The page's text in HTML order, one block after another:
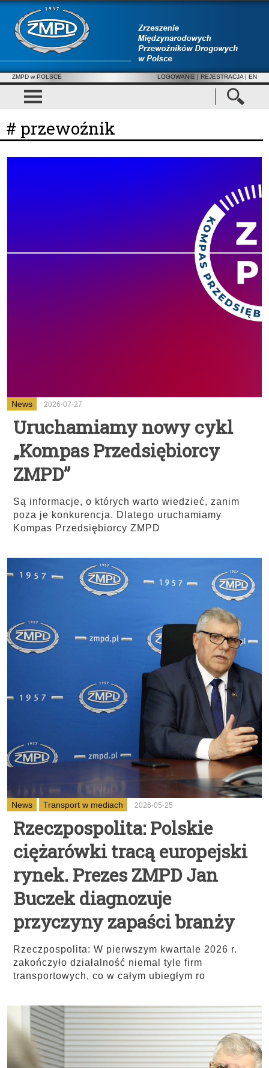
ZMPD w POLSCE LOGOWANIE | REJESTRACJA | EN
# przewoźnik
News 2026-07-27
Uruchamiamy nowy cykl
„Kompas Przedsiębiorcy
ZMPD”
Są informacje, o których warto wiedzieć, zanim
poza je konkurencja. Dlatego uruchamiamy
Kompas Przedsiębiorcy ZMPD
News Transport w mediach 2026-05-25
Rzeczpospolita: Polskie
ciężarówki tracą europejski
rynek. Prezes ZMPD Jan
Buczek diagnozuje
przyczyny zapaści branży
Rzeczpospolita: W pierwszym kwartale 2026 r.
zakończyło działalność niemal tyle firm
transportowych, co w całym ubiegłym ro